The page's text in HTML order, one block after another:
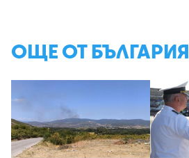
ОЩЕ ОТ БЪЛГАРИЯ